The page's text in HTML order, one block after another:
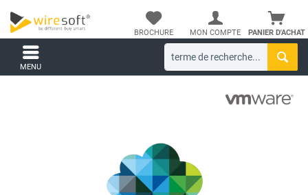
PANIER D'ACHAT
BROCHURE MON COMPTE
MENU